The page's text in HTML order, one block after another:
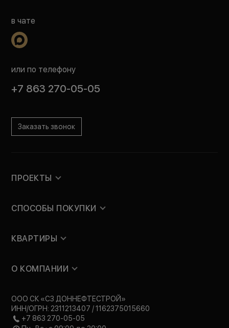
в чате
или по телефону
+7 863 270-05-05
Заказать звонок
ПРОЕКТЫ
СПОСОБЫ ПОКУПКИ
КВАРТИРЫ
О КОМПАНИИ
ООО СК «СЗ ДОННЕФТЕСТРОЙ»
ИНН/ОГРН: 2311213407 / 1162375015660
+7 863 270-05-05